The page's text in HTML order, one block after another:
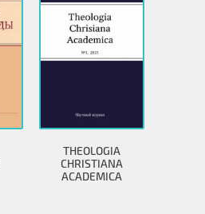
THEOLOGIA
CHRISTIANA
ACADEMICA